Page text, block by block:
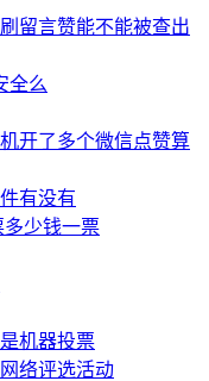
留言赞能不能被查出
全么
开了多个微信点赞算
有没有
少钱一票
机器投票
络评选活动